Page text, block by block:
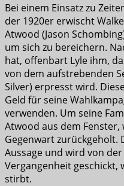
Bei einem Einsatz zu
der 1920er erwischt
Atwood (Jason
um sich zu bereichern.
hat, offenbart Lyle ihm,
von dem aufstrebenden
Silver) erpresst wird.
Geld für seine
verwenden. Um seine
Atwood aus dem
Gegenwart
Aussage und wird von
Vergangenheit geschickt,
stirbt.